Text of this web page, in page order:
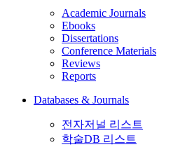
Academic Journals
Ebooks
Dissertations
Conference Materials
Reviews
Reports
Databases & Journals
전자저널 리스트
학술DB 리스트